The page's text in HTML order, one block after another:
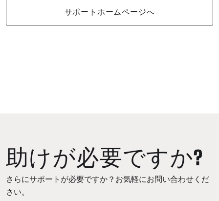
サポートホームページへ
助けが必要ですか?
さらにサポートが必要ですか？お気軽にお問い合わせくだ
さい。